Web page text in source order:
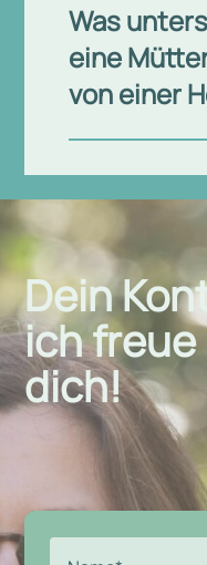
Was
eine
von einer
Dein
ich
dich!